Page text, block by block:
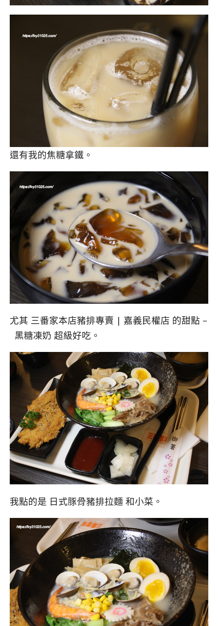
還有我的焦糖拿鐵。
尤其 三番家本店豬排專賣 | 嘉義民權店 的甜點 –
黑糖凍奶 超級好吃。
我點的是 日式豚骨豬排拉麵 和小菜。